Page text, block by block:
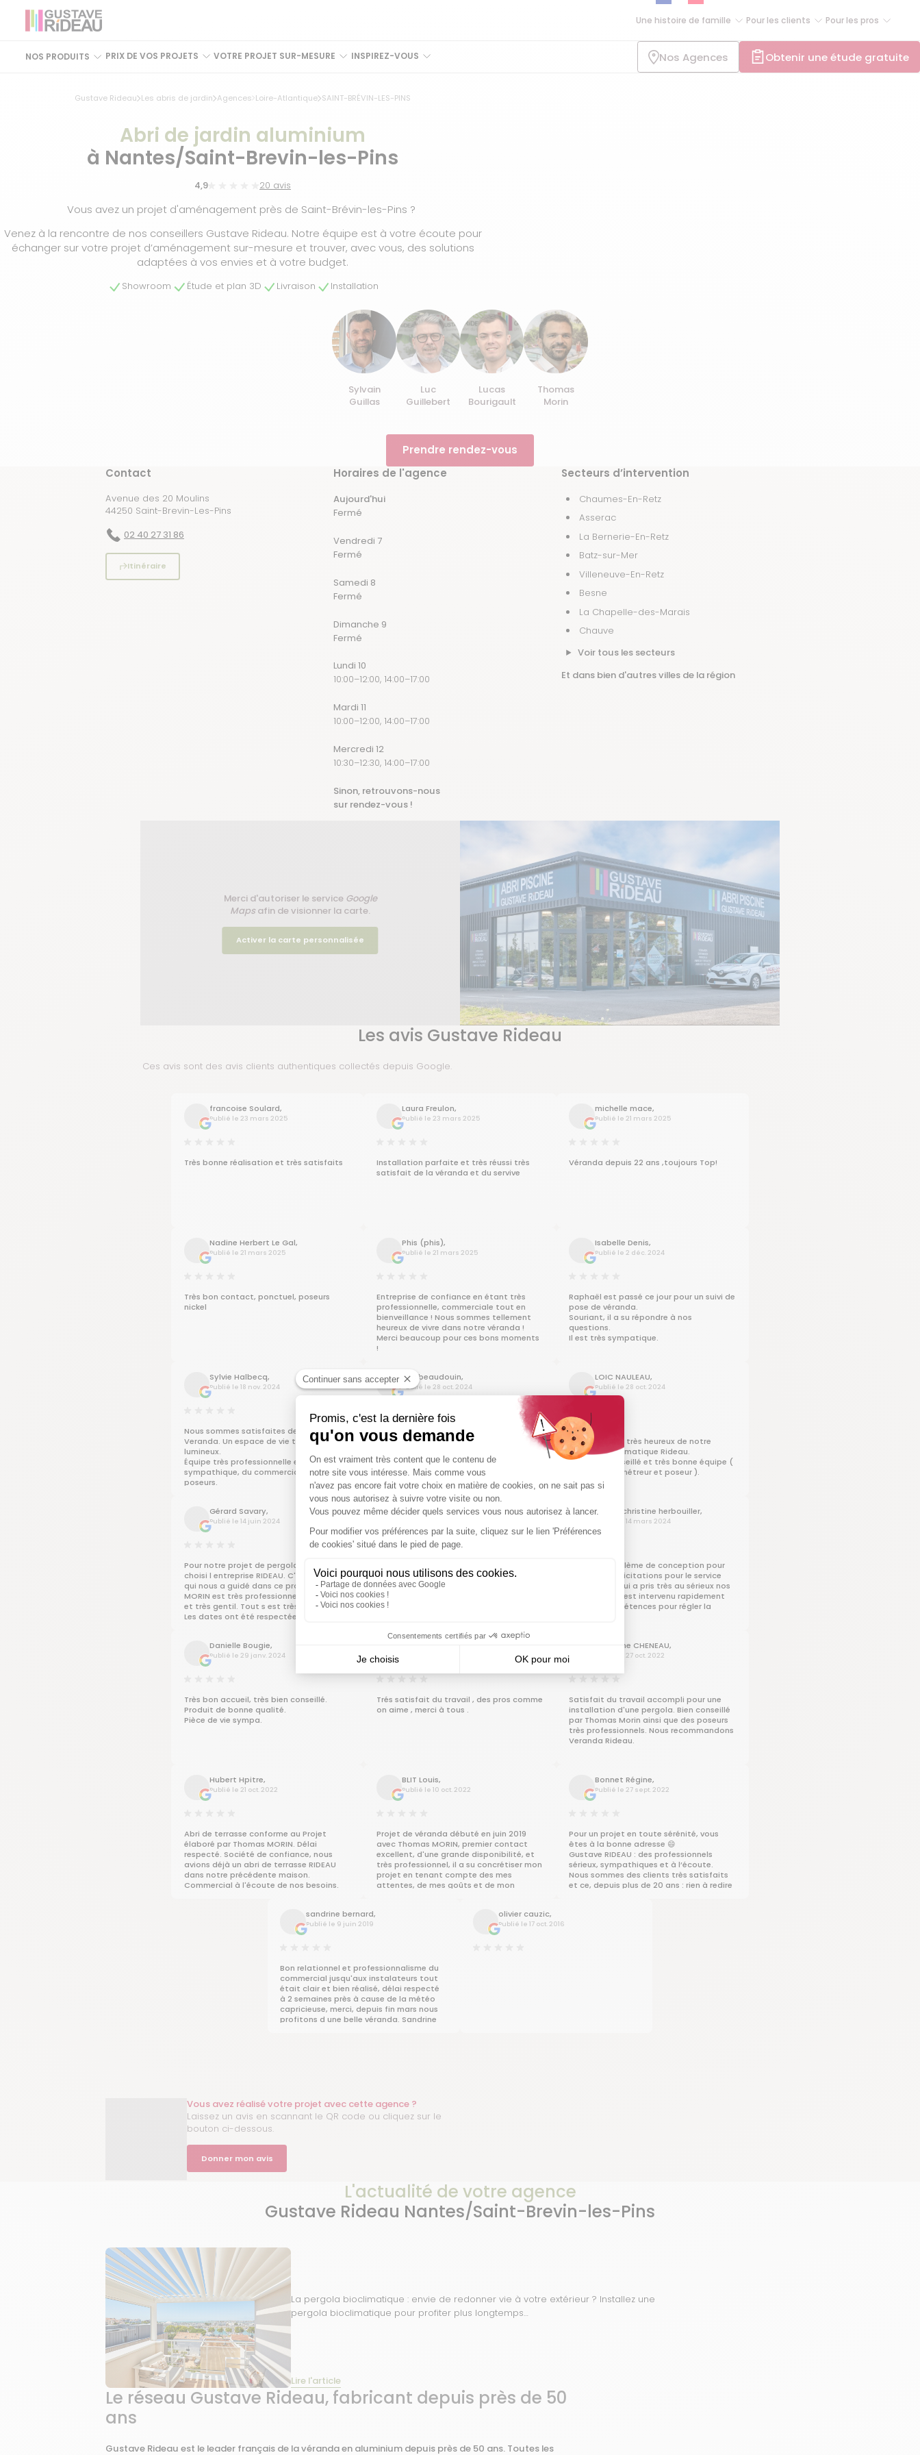
Une histoire de famille Pour les clients Pour les pros
NOS PRODUITS PRIX DE VOS PROJETS VOTRE PROJET SUR-MESURE INSPIREZ-VOUS Nos Agences Obtenir une étude gratuite
Gustave Rideau Les abris de jardin Agences Loire-Atlantique SAINT-BRÉVIN-LES-PINS
Abri de jardin aluminium
à Nantes/Saint-Brevin-les-Pins
4,9 20 avis
Vous avez un projet d'aménagement près de Saint-Brévin-les-Pins ?
Venez à la rencontre de nos conseillers Gustave Rideau. Notre équipe est à votre écoute pour
échanger sur votre projet d’aménagement sur-mesure et trouver, avec vous, des solutions
adaptées à vos envies et à votre budget.
Showroom Étude et plan 3D Livraison Installation
Sylvain
Guillas
Luc
Guillebert
Lucas
Bourigault
Thomas
Morin
Prendre rendez-vous
Contact
Avenue des 20 Moulins
44250 Saint-Brevin-Les-Pins
02 40 27 31 86
Itinéraire
Horaires de l'agence
Aujourd'hui
Fermé
Vendredi 7
Fermé
Samedi 8
Fermé
Dimanche 9
Fermé
Lundi 10
10:00–12:00, 14:00–17:00
Mardi 11
10:00–12:00, 14:00–17:00
Mercredi 12
10:30–12:30, 14:00–17:00
Sinon, retrouvons-nous
sur rendez-vous !
Secteurs d’intervention
Chaumes-En-Retz
Asserac
La Bernerie-En-Retz
Batz-sur-Mer
Villeneuve-En-Retz
Besne
La Chapelle-des-Marais
Chauve
Voir tous les secteurs
Et dans bien d'autres villes de la région
Merci d'autoriser le service Google
Mapsafin de visionner la carte.
Activer la carte personnalisée
Les avis Gustave Rideau
Ces avis sont des avis clients authentiques collectés depuis Google.
francoise Soulard,
Publié le 23 mars 2025
Très bonne réalisation et très satisfaits
Laura Freulon,
Publié le 23 mars 2025
Installation parfaite et très réussi très
satisfait de la véranda et du servive
michelle mace,
Publié le 21 mars 2025
Véranda depuis 22 ans ,toujours Top!
Nadine Herbert Le Gal,
Publié le 21 mars 2025
Très bon contact, ponctuel, poseurs
nickel
Phis (phis),
Publié le 21 mars 2025
Entreprise de confiance en étant très
professionnelle, commerciale tout en
bienveillance ! Nous sommes tellement
heureux de vivre dans notre véranda !
Merci beaucoup pour ces bons moments
!
Isabelle Denis,
Publié le 2 déc. 2024
Raphaël est passé ce jour pour un suivi de
pose de véranda.
Souriant, il a su répondre à nos
questions.
Il est très sympatique.
Sylvie Halbecq,
Publié le 18 nov. 2024
Nous sommes satisfaites de cette
Veranda. Un espace de vie très convivial,
lumineux.
Équipe très professionnelle et
sympathique, du commercial jusqu’aux
poseurs.
eric beaudouin,
Publié le 28 oct. 2024
tres content du projet
LOIC NAULEAU,
Publié le 28 oct. 2024
Bonjour,
Nous sommes très heureux de notre
pergola bioclimatique Rideau.
Très bien conseillé et très bonne équipe (
commercial, métreur et poseur ).
Merci à tous
Sylvie Loic
Gérard Savary,
Publié le 14 juin 2024
Pour notre projet de pergola nous avons
choisi l entreprise RIDEAU. C'est Mr MORIN
qui nous a guidé dans ce projet. Mr
MORIN est très professionnel, à l écoute
et très gentil. Tout s est très bien passé .
Les dates ont été respectées ,le envoi de
monteurs ponctuels professionnels
gentils. Vraiment nous sommes très
satisfait de la prestation de l équipe de
Christine LEYGNIER,
réalisation de notre véranda dans toutes
ses étapes. Des très bons conseils du
commercial (Thomas Morin)pour la
conception, du professionnalisme pour le
respect du planning annoncé au départ.
appréciable.
marie-christine herbouiller,
Publié le 14 mars 2024
Après un problème de conception pour
un carport félicitations pour le service
après vente qui a pris très au sérieux nos
doléances et est intervenu rapidement
et avec compétences pour régler la
Danielle Bougie,
Publié le 29 janv. 2024
Très bon accueil, très bien conseillé.
Produit de bonne qualité.
Pièce de vie sympa.
Trés satisfait du travail , des pros comme
on aime , merci à tous .
Marylène CHENEAU,
Publié le 27 oct. 2022
Satisfait du travail accompli pour une
installation d'une pergola. Bien conseillé
par Thomas Morin ainsi que des poseurs
très professionnels. Nous recommandons
Veranda Rideau.
Hubert Hpitre,
Publié le 21 oct. 2022
Abri de terrasse conforme au Projet
élaboré par Thomas MORIN. Délai
respecté. Société de confiance, nous
avions déjà un abri de terrasse RIDEAU
dans notre précédente maison.
Commercial à l'écoute de nos besoins.
BLIT Louis,
Publié le 10 oct. 2022
Projet de véranda débuté en juin 2019
avec Thomas MORIN, premier contact
excellent, d'une grande disponibilité, et
très professionnel, il a su concrétiser mon
projet en tenant compte des mes
attentes, de mes goûts et de mon
planning ont été parfaitement
respectés. Quasi absent durant la pose
de la véranda, force est de constater
mon absence. Merci également à eux.
Bravo à tout les collaborateurs de
Gustave RIDEAU "
Bonnet Régine,
Publié le 27 sept. 2022
Pour un projet en toute sérénité, vous
êtes à la bonne adresse 😄
Gustave RIDEAU : des professionnels
sérieux, sympathiques et à l’écoute.
Nous sommes des clients très satisfaits
et ce, depuis plus de 20 ans : rien à redire
sandrine bernard,
Publié le 9 juin 2019
Bon relationnel et professionnalisme du
commercial jusqu'aux instalateurs tout
était clair et bien réalisé, délai respecté
à 2 semaines près à cause de la météo
capricieuse, merci, depuis fin mars nous
profitons d une belle véranda. Sandrine
olivier cauzic,
Publié le 17 oct. 2016
Vous avez réalisé votre projet avec cette agence ?
Laissez un avis en scannant le QR code ou cliquez sur le
bouton ci-dessous.
Donner mon avis
L'actualité de votre agence
Gustave Rideau Nantes/Saint-Brevin-les-Pins
La pergola bioclimatique : envie de redonner vie à votre extérieur ? Installez une
pergola bioclimatique pour profiter plus longtemps…
Lire l'article
Le réseau Gustave Rideau, fabricant depuis près de 50
ans
Gustave Rideau est le leader français de la véranda en aluminium depuis près de 50 ans. Toutes les